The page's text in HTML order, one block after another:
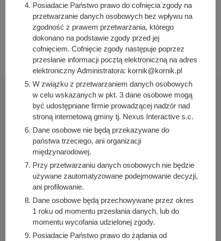
Data publikacji:
2023-10-23 08:12:08
Data ostatniej modyfikacji:
2023-10-23 08:12:08
Urząd Miasta i Gminy Kórnik
pl. Niepodległości 1
62-035 Kórnik
Sprawdź także
Śledź nas na
Posiadacie Państwo prawo do cofnięcia zgody na
przetwarzanie danych osobowych bez wpływu na
zgodność z prawem przetwarzania, którego
dokonano na podstawie zgody przed jej
cofnięciem. Cofnięcie zgody następuje poprzez
przesłanie informacji pocztą elektroniczną na adres
elektroniczny Administratora: kornik@kornik.pl
W związku z przetwarzaniem danych osobowych
w celu wskazanych w pkt. 3 dane osobowe mogą
być udostępniane firmie prowadzącej nadzór nad
stroną internetową gminy tj. Nexus Interactive s.c.
Dane osobowe nie będą przekazywane do
państwa trzeciego, ani organizacji
międzynarodowej.
Przy przetwarzaniu danych osobowych nie będzie
używane zautomatyzowane podejmowanie decyzji,
ani profilowanie.
Dane osobowe będą przechowywane przez okres
1 roku od momentu przesłania danych, lub do
momentu wycofania udzielonej zgody.
Posiadacie Państwo prawo do żądania od